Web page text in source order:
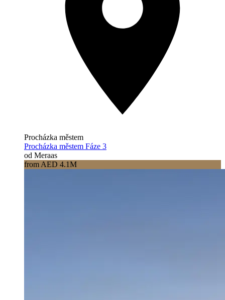
Procházka městem
Procházka městem Fáze 3
od Meraas
from AED 4.1M